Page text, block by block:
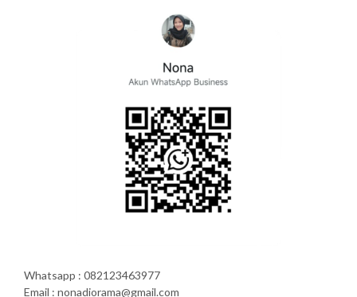
Whatsapp : 082123463977
Email : nonadiorama@gmail.com